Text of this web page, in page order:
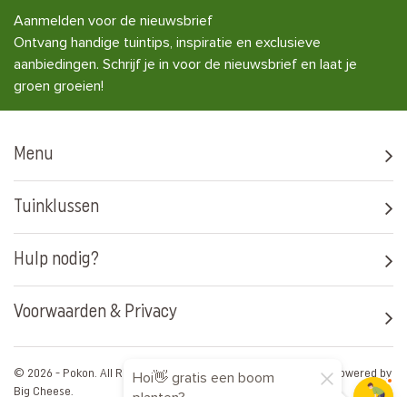
Aanmelden voor de nieuwsbrief
Ontvang handige tuintips, inspiratie en exclusieve
aanbiedingen. Schrijf je in voor de nieuwsbrief en laat je
groen groeien!
Menu
Tuinklussen
Hulp nodig?
Voorwaarden & Privacy
© 2026 - Pokon. All Rights Reserved. Artwork byMedia ArtistsPowered by
Big Cheese.
Hoi👋 gratis een boom